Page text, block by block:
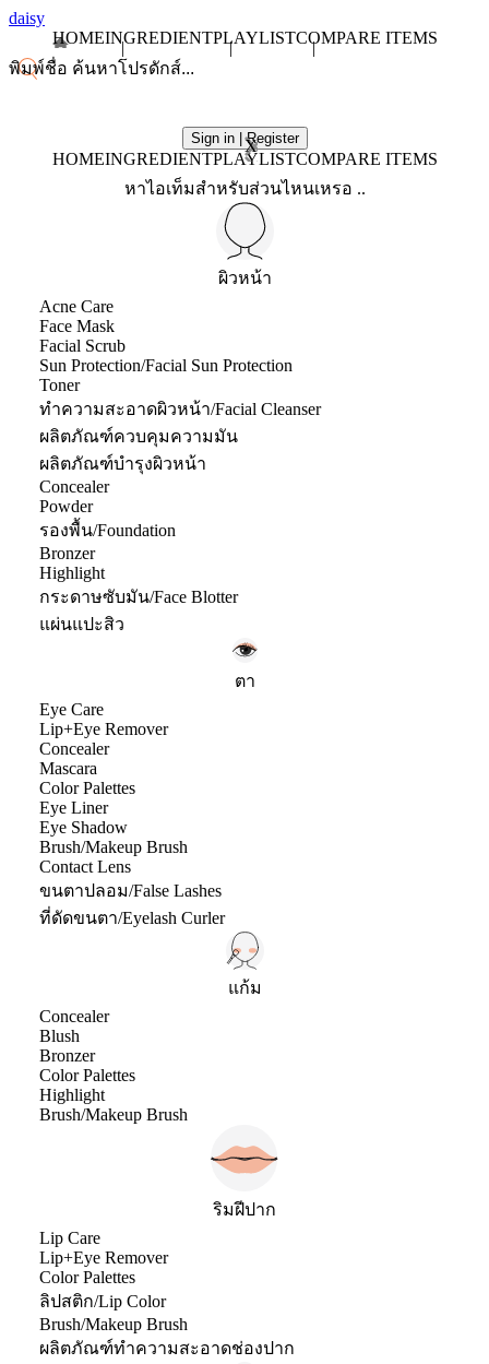
daisy
HOMEINGREDIENTPLAYLISTCOMPARE ITEMS
Sign in | Register
X
HOMEINGREDIENTPLAYLISTCOMPARE ITEMS
หาไอเท็มสำหรับส่วนไหนเหรอ ..
ผิวหน้า
Acne Care
Face Mask
Facial Scrub
Sun Protection/Facial Sun Protection
Toner
ทำความสะอาดผิวหน้า/Facial Cleanser
ผลิตภัณฑ์ควบคุมความมัน
ผลิตภัณฑ์บำรุงผิวหน้า
Concealer
Powder
รองพื้น/Foundation
Bronzer
Highlight
กระดาษซับมัน/Face Blotter
แผ่นแปะสิว
ตา
Eye Care
Lip+Eye Remover
Concealer
Mascara
Color Palettes
Eye Liner
Eye Shadow
Brush/Makeup Brush
Contact Lens
ขนตาปลอม/False Lashes
ที่ดัดขนตา/Eyelash Curler
แก้ม
Concealer
Blush
Bronzer
Color Palettes
Highlight
Brush/Makeup Brush
ริมฝีปาก
Lip Care
Lip+Eye Remover
Color Palettes
ลิปสติก/Lip Color
Brush/Makeup Brush
ผลิตภัณฑ์ทำความสะอาดช่องปาก